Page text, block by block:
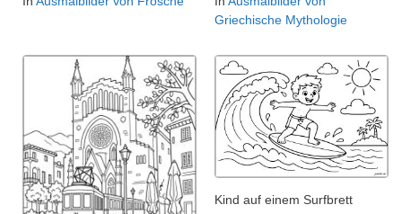
Griechische Mythologie
Kind auf einem Surfbrett